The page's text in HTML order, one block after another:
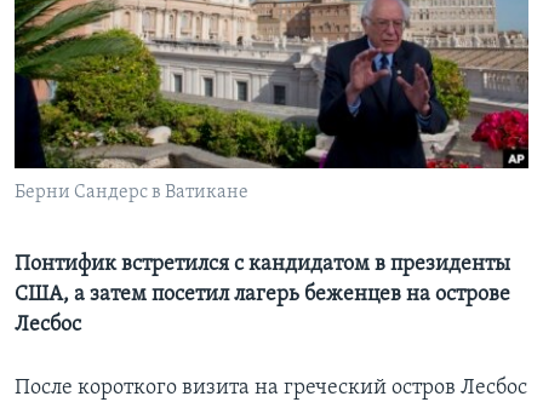
Learning English
СОЦИАЛЬНЫЕ СЕТИ
Берни Сандерс в Ватикане
Понтифик встретился с кандидатом в президенты
США, а затем посетил лагерь беженцев на острове
Лесбос
После короткого визита на греческий остров Лесбос